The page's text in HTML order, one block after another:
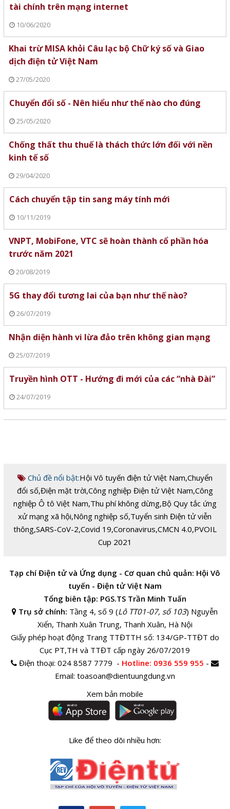
tài chính trên mạng internet
10/06/2020
Khai trừ MISA khỏi Câu lạc bộ Chữ ký số và Giao
dịch điện tử Việt Nam
27/05/2020
Chuyển đổi số - Nên hiểu như thế nào cho đúng
25/05/2020
Chống thất thu thuế là thách thức lớn đối với nền
kinh tế số
29/04/2020
Cách chuyển tập tin sang máy tính mới
10/11/2019
VNPT, MobiFone, VTC sẽ hoàn thành cổ phần hóa
trước năm 2021
20/08/2019
5G thay đổi tương lai của bạn như thế nào?
26/07/2019
Nhận diện hành vi lừa đảo trên không gian mạng
25/07/2019
Truyền hình OTT - Hướng đi mới của các “nhà Đài”
24/07/2019
Chủ đề nổi bật:Hội Vô tuyến điện tử Việt Nam,Chuyển
đổi số,Điện mặt trời,Công nghiệp Điện tử Việt Nam,Công
nghiệp Ô tô Việt Nam,Thu phí không dừng,Bộ Quy tắc ứng
xử mạng xã hội,Nông nghiệp số,Tuyển sinh Điện tử viễn
thông,SARS-CoV-2,Covid 19,Coronavirus,CMCN 4.0,PVOIL
Cup 2021
Tạp chí Điện tử và Ứng dụng - Cơ quan chủ quản: Hội Vô
tuyến - Điện tử Việt Nam
Tổng biên tập: PGS.TS Trần Minh Tuấn
Trụ sở chính: Tầng 4, số 9 (Lô TT01-07, số 103) Nguyễn
Xiển, Thanh Xuân Trung, Thanh Xuân, Hà Nội
Giấy phép hoạt động Trang TTĐTTH số: 134/GP-TTĐT do
Cục PT,TH và TTĐT cấp ngày 26/07/2019
Điện thoại:024 8587 7779 - Hotline: 0936 559 955 -
Email: toasoan@dientuungdung.vn
Xem bản mobile
Like để theo dõi nhiều hơn: